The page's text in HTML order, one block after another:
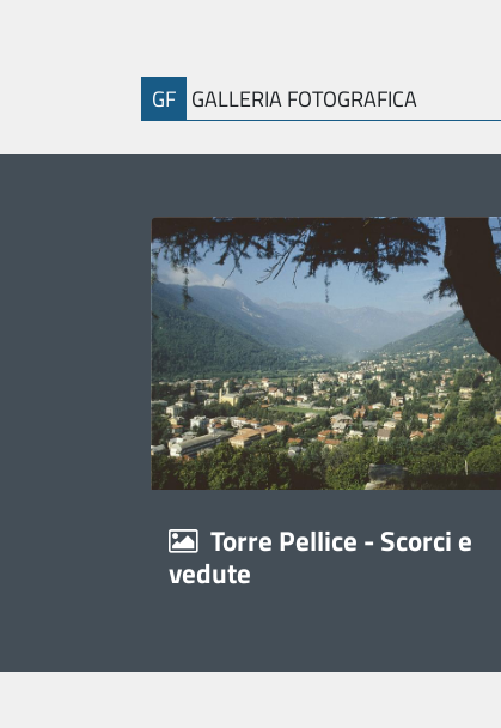
GF GALLERIA FOTOGRAFICA
Torre Pellice - Scorci e
vedute